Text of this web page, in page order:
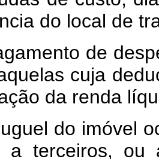
do local de
de
cuja
da renda
do imóvel
a terceiros,